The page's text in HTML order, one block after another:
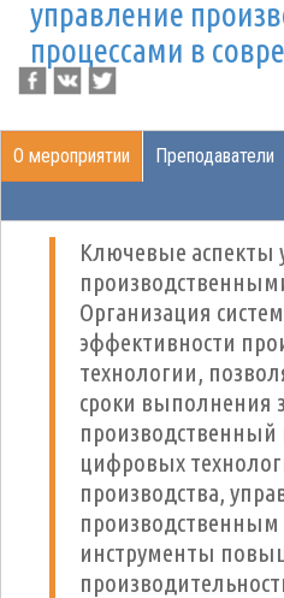
управление
процессами в
О мероприятии Преподаватели
Ключевые аспекты
Организация
эффективности
технологии,
сроки выполнения
цифровых
производства,
инструменты